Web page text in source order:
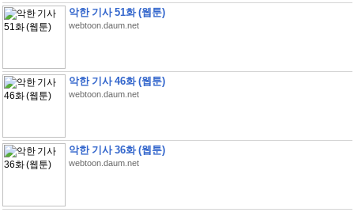
악한 기사 51화 (웹툰)
webtoon.daum.net
악한 기사 46화 (웹툰)
webtoon.daum.net
악한 기사 36화 (웹툰)
webtoon.daum.net